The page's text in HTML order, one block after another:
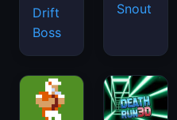
Drift
Boss
Snout